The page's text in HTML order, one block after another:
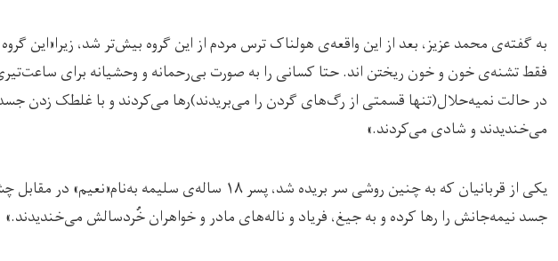
به گفته‌ی محمد عزیز، بعد از این واقعه‌ی هولناک ترس مردم از این گروه بیش‌تر شد، زیرا«این
فقط تشنه‌ی خون و خون ریختن اند. حتا کسانی‌ را به صورت بی‌رحمانه و وحشیانه برای
در حالت نمیه‌حلال(تنها قسمتی از رگ‌های گردن را می‌بریدند)رها می‌کردند و با غلطک زدن جسد
می‌خندیدند و شادی می‌کردند‌.»
یکی از قربانیان که به چنین روشی سر بریده شد، پسر ۱۸ ساله‌ی سلیمه
جسد نیمه‌جانش را رها کرده و به جیغ، فریاد و ناله‌های مادر و خواهران خُردسالش می‌خندیدند.»